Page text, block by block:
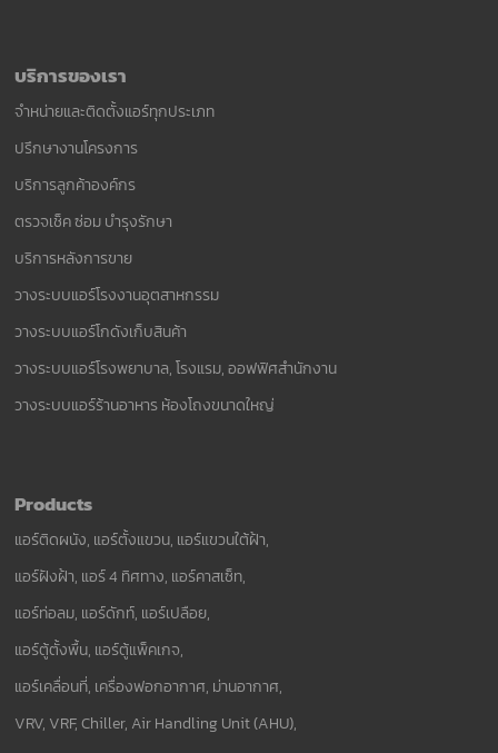
บริการของเรา
จำหน่ายและติดตั้งแอร์ทุกประเภท
ปรึกษางานโครงการ
บริการลูกค้าองค์กร
ตรวจเช็ค ซ่อม บำรุงรักษา
บริการหลังการขาย
วางระบบแอร์โรงงานอุตสาหกรรม
วางระบบแอร์โกดังเก็บสินค้า
วางระบบแอร์โรงพยาบาล, โรงแรม, ออฟฟิศสำนักงาน
วางระบบแอร์ร้านอาหาร ห้องโถงขนาดใหญ่
Products
แอร์ติดผนัง, แอร์ตั้งแขวน, แอร์แขวนใต้ฝ้า,
แอร์ฝังฝ้า, แอร์ 4 ทิศทาง, แอร์คาสเซ็ท,
แอร์ท่อลม, แอร์ดักท์, แอร์เปลือย,
แอร์ตู้ตั้งพื้น, แอร์ตู้แพ็คเกจ,
แอร์เคลื่อนที่, เครื่องฟอกอากาศ, ม่านอากาศ,
VRV, VRF, Chiller, Air Handling Unit (AHU),